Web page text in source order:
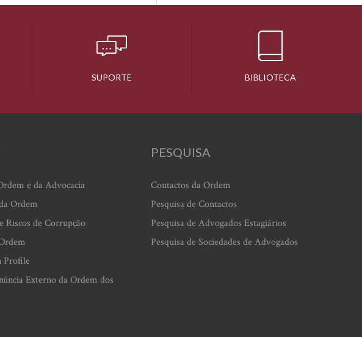
SUPORTE BIBLIOTECA
e da Advocacia
Ordem
Riscos de Corrupção
Profile
Externo da Ordem dos
PESQUISA
Contactos da Ordem
Pesquisa de Contactos
Pesquisa de Advogados Estagiários
Pesquisa de Sociedades de Advogados